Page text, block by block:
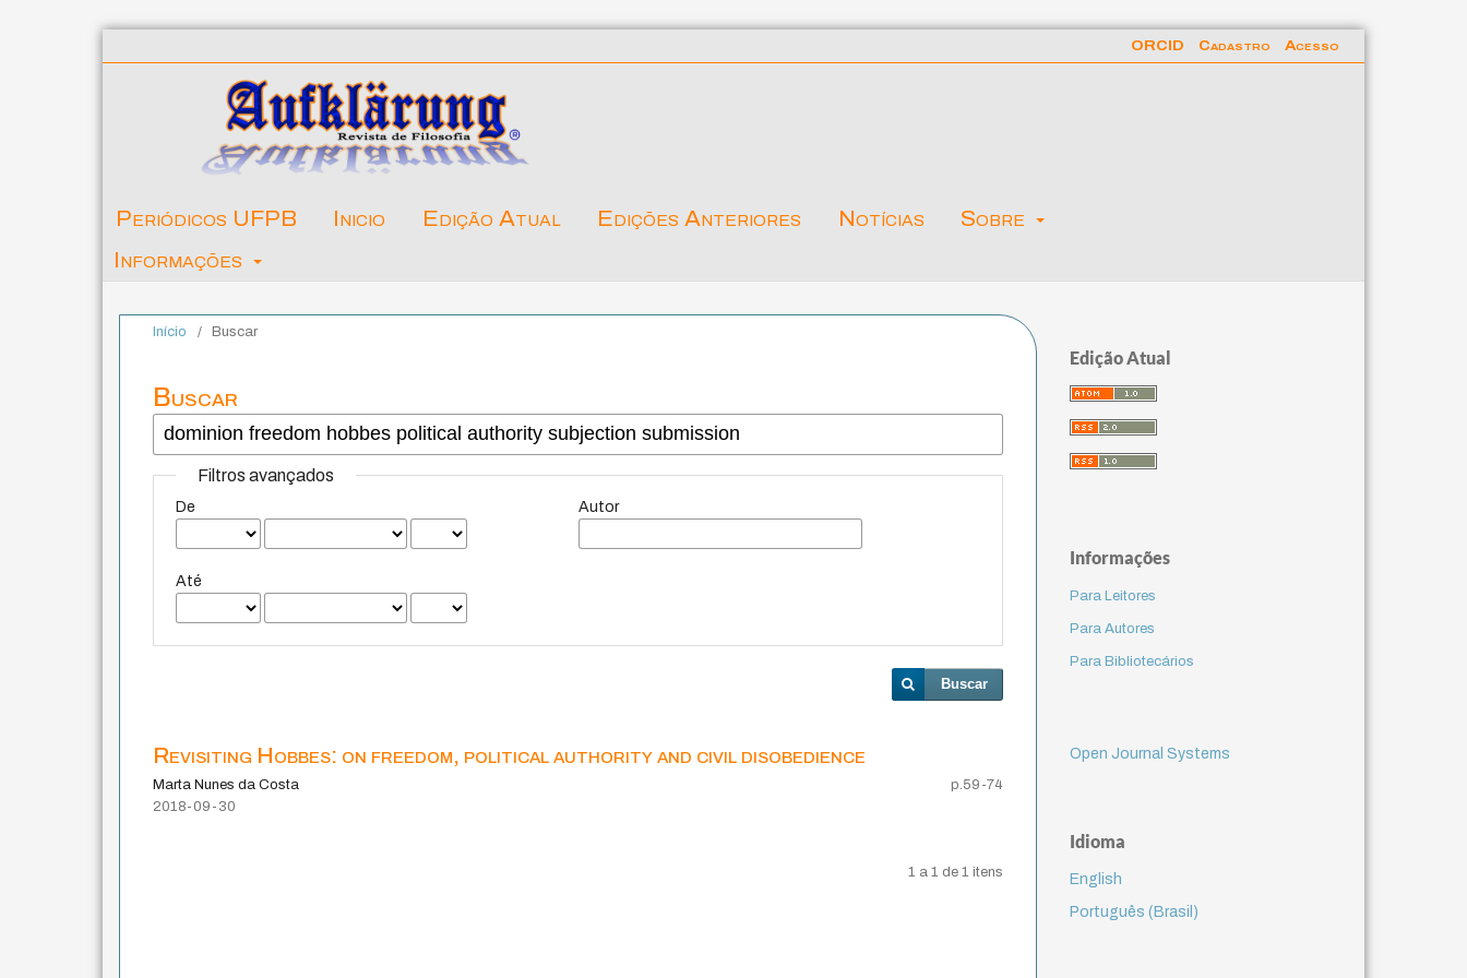
Periódicos UFPB Inicio Edição Atual Edições Anteriores Notícias
Sobre
Informações
ORCID Cadastro Acesso
Início / Buscar
Buscar
Filtros avançados
De
Até
Autor
Buscar
Revisiting Hobbes: on freedom, political authority and civil disobedience
Marta Nunes da Costa
p.59-74
2018-09-30
1 a 1 de 1 itens
Edição Atual
Informações
Para Leitores
Para Autores
Para Bibliotecários
Open Journal Systems
Idioma
English
Português (Brasil)